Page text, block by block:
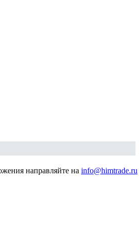
направляйте на info@himtrade.ru